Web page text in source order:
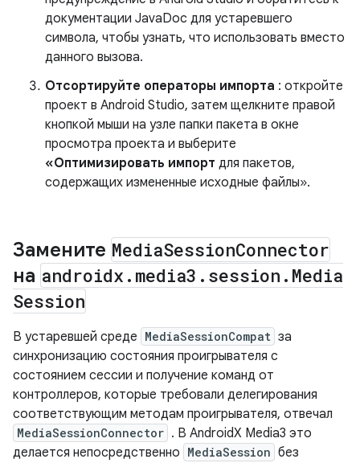
документации JavaDoc для устаревшего
символа, чтобы узнать, что использовать вместо
данного вызова.
Отсортируйте операторы импорта : откройте
проект в Android Studio, затем щелкните правой
кнопкой мыши на узле папки пакета в окне
просмотра проекта и выберите
«Оптимизировать импорт для пакетов,
содержащих измененные исходные файлы».
Замените MediaSessionConnector
на androidx . media3 . session . Media
Session
В устаревшей среде MediaSessionCompat за
синхронизацию состояния проигрывателя с
состоянием сессии и получение команд от
контроллеров, которые требовали делегирования
соответствующим методам проигрывателя, отвечал
MediaSessionConnector . В AndroidX Media3 это
делается непосредственно MediaSession без